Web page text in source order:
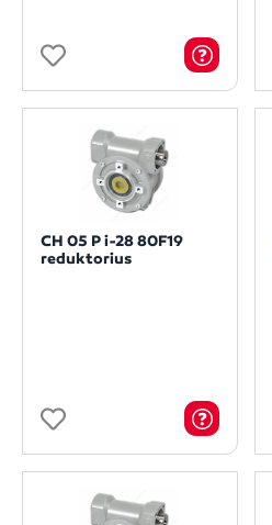
CH 05 P i-28 80F19
reduktorius